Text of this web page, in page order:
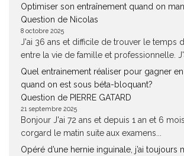
Optimiser son entraînement quand on
Question de Nicolas
8 octobre 2025
J'ai 36 ans et difficile de trouver le temps
entre la vie de famille et professionnelle.
Quel entrainement réaliser pour gagner
quand on est sous béta-bloquant?
Question de PIERRE GATARD
21 septembre 2025
Bonjour J'ai 72 ans et depuis 1 an et 6
corgard le matin suite aux examens...
Opéré d’une hernie inguinale, j’ai toujours